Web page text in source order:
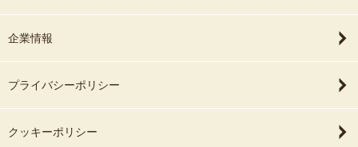
企業情報
プライバシーポリシー
クッキーポリシー